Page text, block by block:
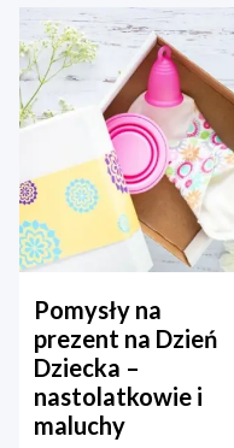
Pomysły na
prezent na Dzień
Dziecka –
nastolatkowie i
maluchy